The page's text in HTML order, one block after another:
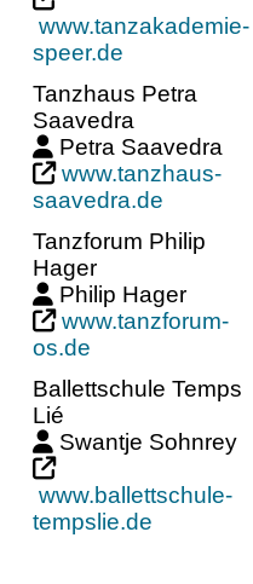
www.tanzakademie-
speer.de
Tanzhaus Petra
Saavedra
Petra Saavedra
www.tanzhaus-
saavedra.de
Tanzforum Philip
Hager
Philip Hager
www.tanzforum-
os.de
Ballettschule Temps
Lié
Swantje Sohnrey
www.ballettschule-
tempslie.de